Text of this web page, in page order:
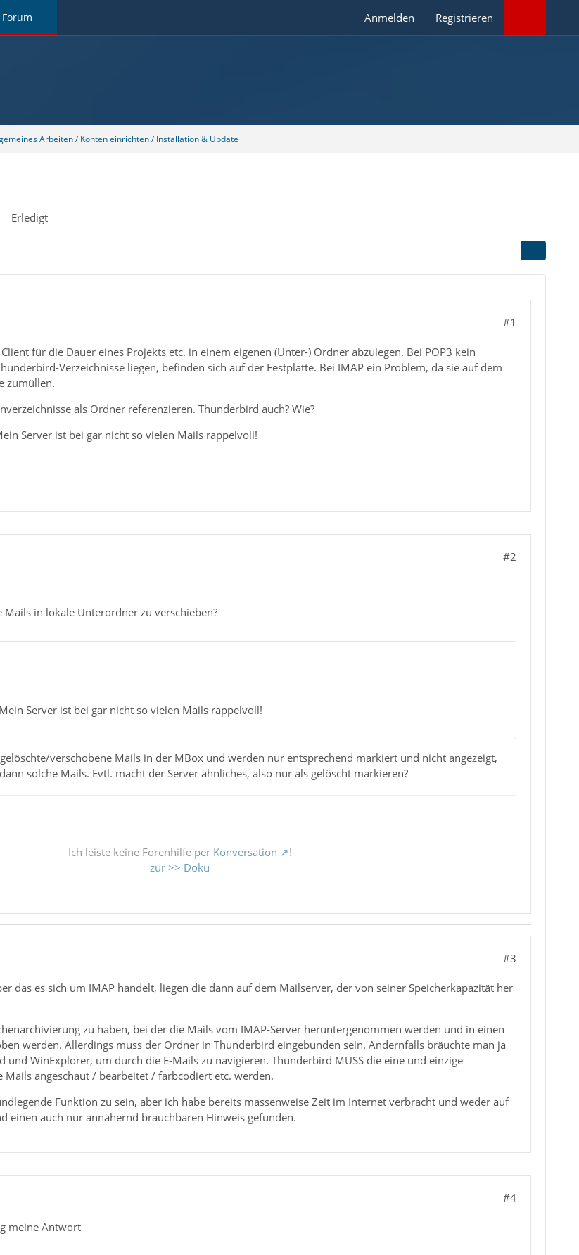
Forum Anmelden Registrieren
Arbeiten / Konten einrichten / Installation & Update
Erledigt
#1
für die Dauer eines Projekts etc. in einem eigenen (Unter-) Ordner abzulegen. Bei POP3 kein
Verzeichnisse liegen, befinden sich auf der Festplatte. Bei IMAP ein Problem, da sie auf dem
zumüllen.
als Ordner referenzieren. Thunderbird auch? Wie?
Server ist bei gar nicht so vielen Mails rappelvoll!
#2
in lokale Unterordner zu verschieben?
Server ist bei gar nicht so vielen Mails rappelvoll!
verschobene Mails in der MBox und werden nur entsprechend markiert und nicht angezeigt,
solche Mails. Evtl. macht der Server ähnliches, also nur als gelöscht markieren?
Ich leiste keine Forenhilfe per Konversation
!
zur >> Doku
#3
das es sich um IMAP handelt, liegen die dann auf dem Mailserver, der von seiner Speicherkapazität her
zu haben, bei der die Mails vom IMAP-Server heruntergenommen werden und in einen
werden. Allerdings muss der Ordner in Thunderbird eingebunden sein. Andernfalls bräuchte man ja
und WinExplorer, um durch die E-Mails zu navigieren. Thunderbird MUSS die eine und einzige
Mails angeschaut / bearbeitet / farbcodiert etc. werden.
Funktion zu sein, aber ich habe bereits massenweise Zeit im Internet verbracht und weder auf
einen auch nur annähernd brauchbaren Hinweis gefunden.
#4
meine Antwort